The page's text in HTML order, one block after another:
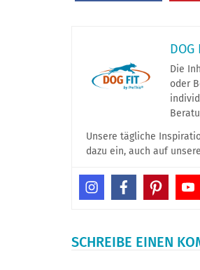
Die
oder
Unsere tägliche
dazu ein, auch auf
SCHREIBE EINEN